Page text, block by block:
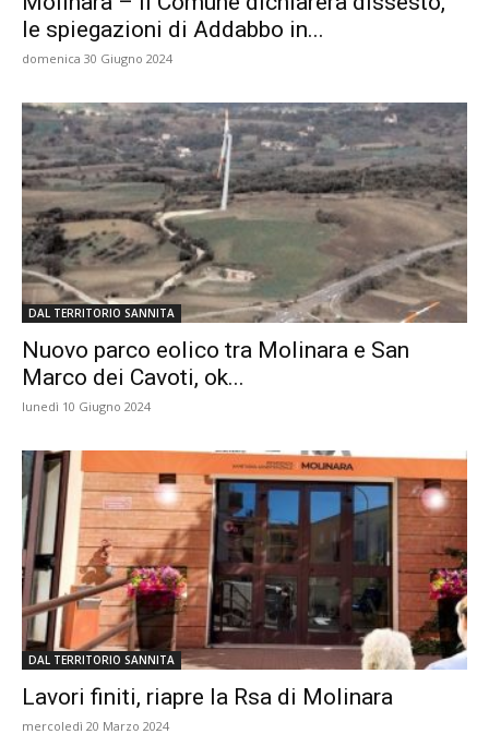
le spiegazioni di Addabbo in...
domenica 30 Giugno 2024
DAL TERRITORIO SANNITA
Nuovo parco eolico tra Molinara e San
Marco dei Cavoti, ok...
lunedì 10 Giugno 2024
DAL TERRITORIO SANNITA
Lavori finiti, riapre la Rsa di Molinara
mercoledì 20 Marzo 2024